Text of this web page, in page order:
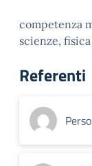
competenza
scienze,
Referenti